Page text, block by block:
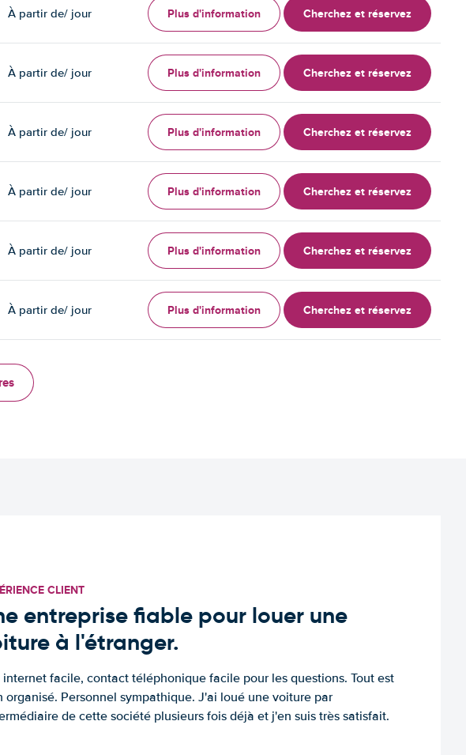
À partir de/ jour Plus d'information Cherchez et réservez
À partir de/ jour Plus d'information Cherchez et réservez
À partir de/ jour Plus d'information Cherchez et réservez
À partir de/ jour Plus d'information Cherchez et réservez
À partir de/ jour Plus d'information Cherchez et réservez
À partir de/ jour Plus d'information Cherchez et réservez
CLIENT
entreprise fiable pour louer une
à l'étranger.
internet facile, contact téléphonique facile pour les questions. Tout est
organisé. Personnel sympathique. J'ai loué une voiture par
de cette société plusieurs fois déjà et j'en suis très satisfait.